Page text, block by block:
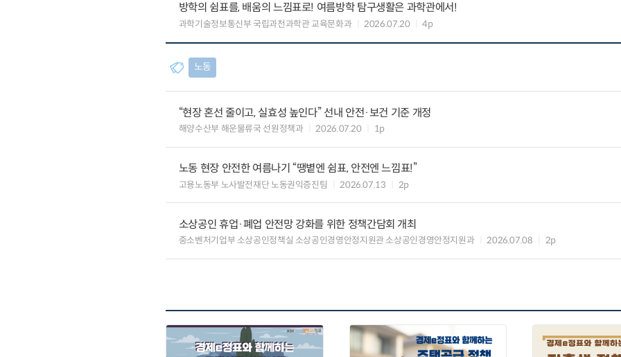
방학의 쉼표를, 배움의 느낌표로! 여름방학 탐구생활은 과학관에서!
과학기술정보통신부 국립과천과학관 교육문화과 2026.07.20 4p
노동
“현장 혼선 줄이고, 실효성 높인다” 선내 안전·보건 기준 개정
해양수산부 해운물류국 선원정책과 2026.07.20 1p
노동 현장 안전한 여름나기 “땡볕엔 쉼표, 안전엔 느낌표!”
고용노동부 노사발전재단 노동권익증진팀 2026.07.13 2p
소상공인 휴업·폐업 안전망 강화를 위한 정책간담회 개최
중소벤처기업부 소상공인정책실 소상공인경영안정지원관 소상공인경영안정지원과 2026.07.08 2p